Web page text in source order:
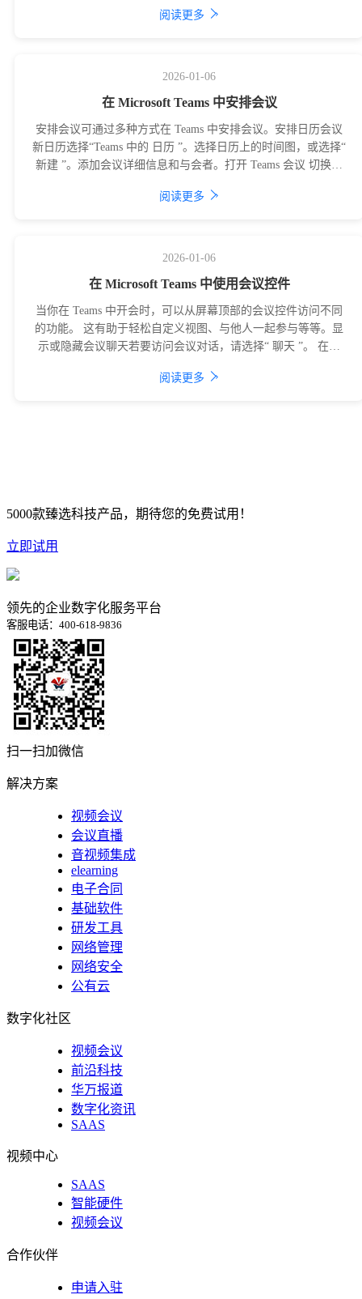
阅读更多
›
2026-01-06
在 Microsoft Teams 中安排会议
安排会议可通过多种方式在 Teams 中安排会议。安排日历会议
新日历选择“Teams 中的 日历 ”。选择日历上的时间图，或选择“
新建 ”。添加会议详细信息和与会者。打开 Teams 会议 切换。
阅读更多
›
2026-01-06
在 Microsoft Teams 中使用会议控件
当你在 Teams 中开会时，可以从屏幕顶部的会议控件访问不同
的功能。 这有助于轻松自定义视图、与他人一起参与等等。显
示或隐藏会议聊天若要访问会议对话，请选择“ 聊天 ”。 在此
阅读更多
›
5000款臻选科技产品，期待您的免费试用！
立即试用
领先的企业数字化服务平台
客服电话：400-618-9836
扫一扫加微信
解决方案
视频会议
会议直播
音视频集成
elearning
电子合同
基础软件
研发工具
网络管理
网络安全
公有云
数字化社区
视频会议
前沿科技
华万报道
数字化资讯
SAAS
视频中心
SAAS
智能硬件
视频会议
合作伙伴
申请入驻